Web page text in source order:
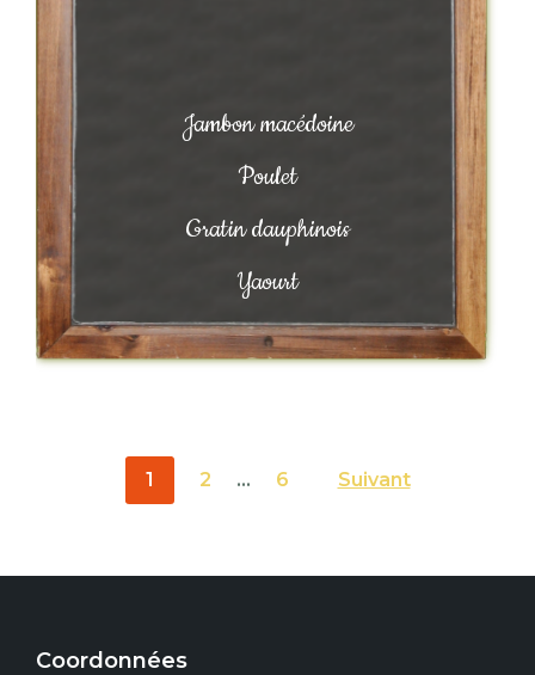
Jambon macédoine
Poulet
Gratin dauphinois
Yaourt
Pagination
publications
1 2 … 6 Suivant
Coordonnées